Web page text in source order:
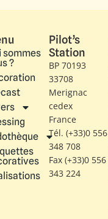
sommes
?
Pilot’s
Station
BP 70193
33708
Merignac
cedex
France
Tél. (+33)0 556
348 708
Fax (+33)0 556
343 224